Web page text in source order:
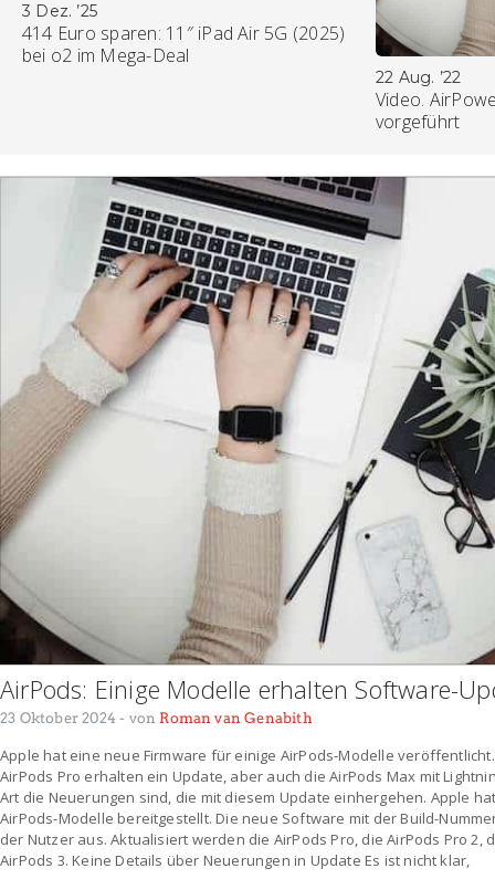
3 Dez. ’25
414 Euro sparen: 11″ iPad Air 5G (2025)
bei o2 im Mega-Deal
22 Aug. ’22
Video.
vorgeführt
AirPods: Einige Modelle erhalten Software-
23 Oktober 2024- von Roman van Genabith
Apple hat eine neue Firmware für einige AirPods-Modelle
AirPods Pro erhalten ein Update, aber auch die AirPods Max mit
Art die Neuerungen sind, die mit diesem Update einhergehen. Apple
AirPods-Modelle bereitgestellt. Die neue Software mit der Build-
der Nutzer aus. Aktualisiert werden die AirPods Pro, die AirPods Pro 2,
AirPods 3. Keine Details über Neuerungen in Update Es ist nicht klar,